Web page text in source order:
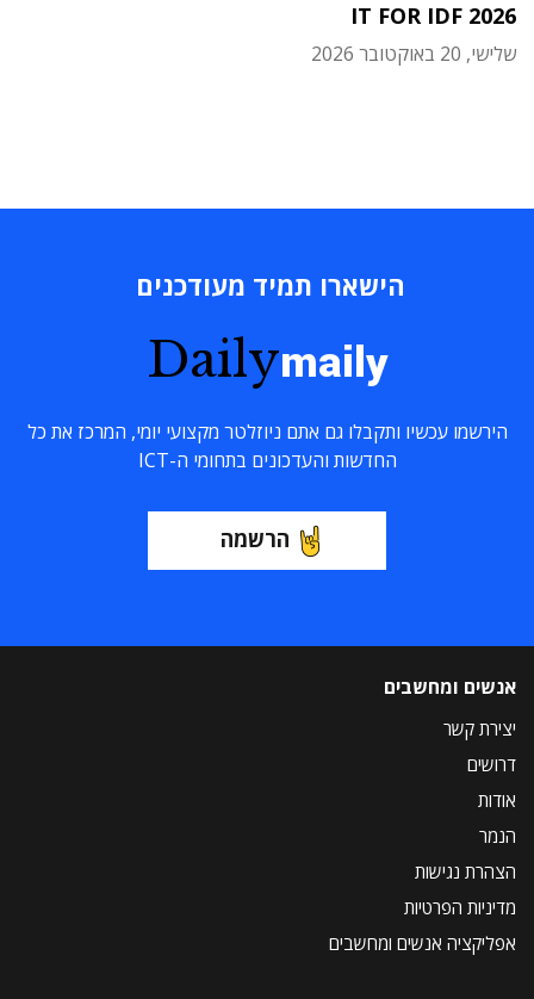
IT FOR IDF 2026
שלישי, 20 באוקטובר 2026
הישארו תמיד מעודכנים
Dailymaily
הירשמו עכשיו ותקבלו גם אתם ניוזלטר מקצועי יומי, המרכז את כל
החדשות והעדכונים בתחומי ה-ICT
הרשמה
אנשים ומחשבים
יצירת קשר
דרושים
אודות
הנמר
הצהרת נגישות
מדיניות הפרטיות
אפליקציה אנשים ומחשבים